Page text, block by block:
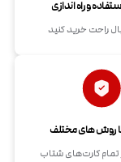
و راه اندازی
راحت خرید کنید
روش های مختلف
تمام کارت‌های شتاب